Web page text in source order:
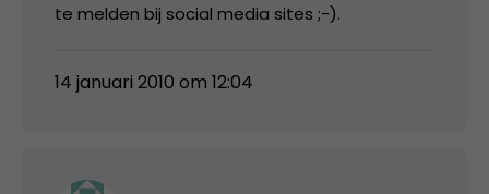
te melden bij social media sites ;-).
14 januari 2010 om 12:04